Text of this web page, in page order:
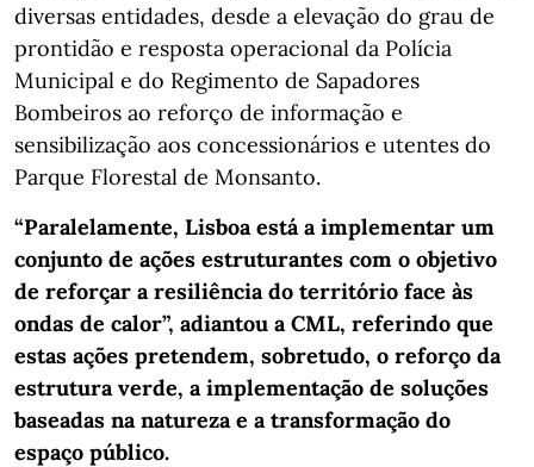
diversas entidades, desde a elevação do grau de
prontidão e resposta operacional da Polícia
Municipal e do Regimento de Sapadores
Bombeiros ao reforço de informação e
sensibilização aos concessionários e utentes do
Parque Florestal de Monsanto.
“Paralelamente, Lisboa está a implementar um
conjunto de ações estruturantes com o objetivo
de reforçar a resiliência do território face às
ondas de calor”, adiantou a CML, referindo que
estas ações pretendem, sobretudo, o reforço da
estrutura verde, a implementação de soluções
baseadas na natureza e a transformação do
espaço público.